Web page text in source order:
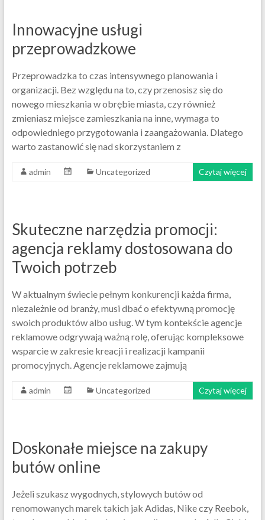
Innowacyjne usługi
przeprowadzkowe
Przeprowadzka to czas intensywnego planowania i
organizacji. Bez względu na to, czy przenosisz się do
nowego mieszkania w obrębie miasta, czy również
zmieniasz miejsce zamieszkania na inne, wymaga to
odpowiedniego przygotowania i zaangażowania. Dlatego
warto zastanowić się nad skorzystaniem z
admin Uncategorized Czytaj więcej
Skuteczne narzędzia promocji:
agencja reklamy dostosowana do
Twoich potrzeb
W aktualnym świecie pełnym konkurencji każda firma,
niezależnie od branży, musi dbać o efektywną promocję
swoich produktów albo usług. W tym kontekście agencje
reklamowe odgrywają ważną rolę, oferując kompleksowe
wsparcie w zakresie kreacji i realizacji kampanii
promocyjnych. Agencje reklamowe zajmują
admin Uncategorized Czytaj więcej
Doskonałe miejsce na zakupy
butów online
Jeżeli szukasz wygodnych, stylowych butów od
renomowanych marek takich jak Adidas, Nike czy Reebok,